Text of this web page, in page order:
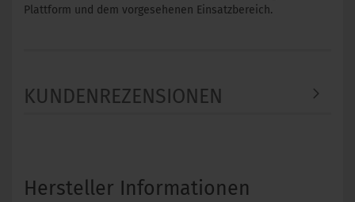
Plattform und dem vorgesehenen Einsatzbereich.
KUNDENREZENSIONEN
Hersteller Informationen